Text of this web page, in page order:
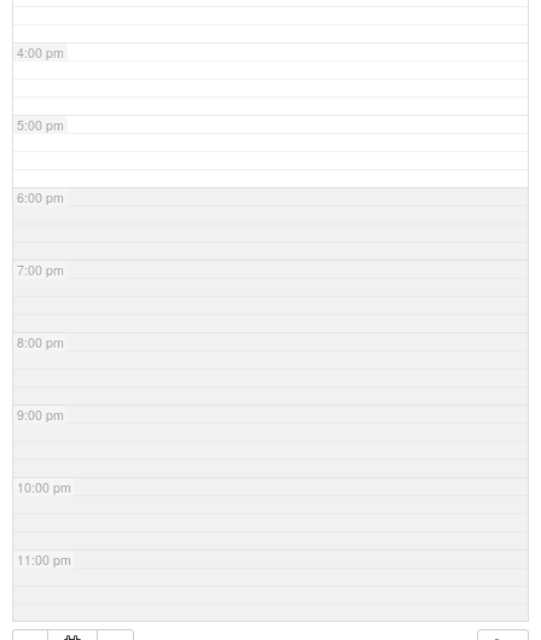
4:00 pm
5:00 pm
6:00 pm
7:00 pm
8:00 pm
9:00 pm
10:00 pm
11:00 pm